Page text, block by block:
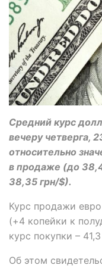
Средний курс
вечеру четверга,
относительно
в продаже (до
38,35 грн/$).
Курс продажи
(+4 копейки к
курс покупки –
Об этом